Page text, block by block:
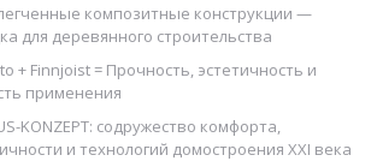
композитные конструкции —
для деревянного строительства
+ Finnjoist = Прочность, эстетичность и
применения
KONZEPT: содружество комфорта,
и технологий домостроения XXI века